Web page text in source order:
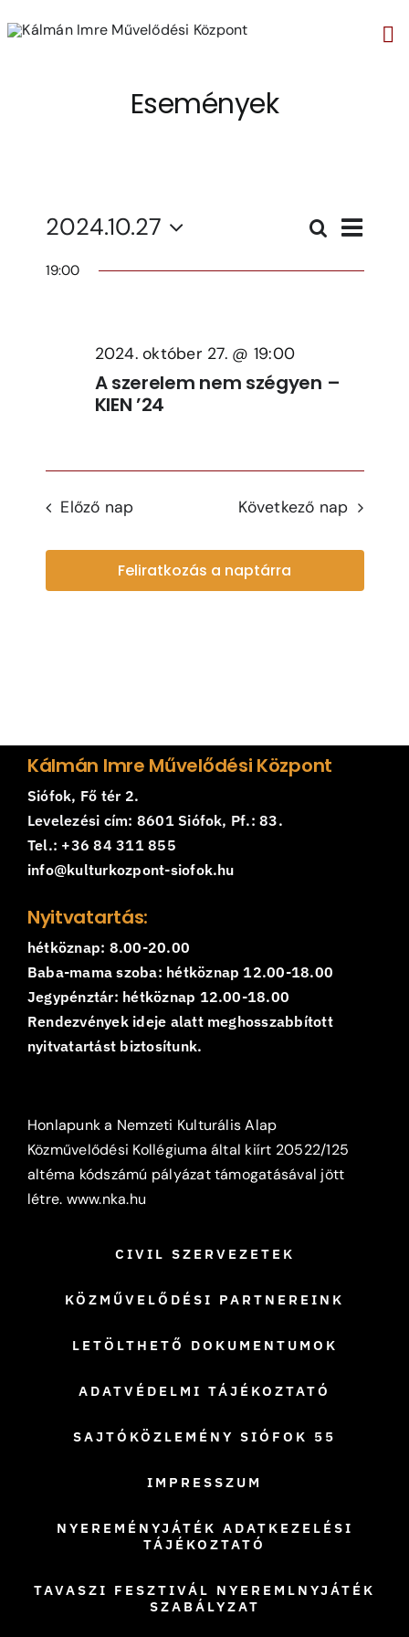
Események
Search
Napi
2024.10.27
date.
19:00
2024. október 27. @ 19:00
A szerelem nem szégyen –
KIEN ’24
Előző nap Következő nap
Feliratkozás a naptárra
Kálmán Imre Művelődési Központ
Siófok, Fő tér 2.
Levelezési cím: 8601 Siófok, Pf.: 83.
Tel.: +36 84 311 855
info@kulturkozpont-siofok.hu
Nyitvatartás:
hétköznap: 8.00-20.00
Baba-mama szoba: hétköznap 12.00-18.00
Jegypénztár: hétköznap 12.00-18.00
Rendezvények ideje alatt meghosszabbított
nyitvatartást biztosítunk.
Honlapunk a Nemzeti Kulturális Alap
Közművelődési Kollégiuma által kiírt 20522/125
altéma kódszámú pályázat támogatásával jött
létre. www.nka.hu
CIVIL SZERVEZETEK
KÖZMŰVELŐDÉSI PARTNEREINK
LETÖLTHETŐ DOKUMENTUMOK
ADATVÉDELMI TÁJÉKOZTATÓ
SAJTÓKÖZLEMÉNY SIÓFOK 55
IMPRESSZUM
NYEREMÉNYJÁTÉK ADATKEZELÉSI
TÁJÉKOZTATÓ
TAVASZI FESZTIVÁL NYEREMLNYJÁTÉK
SZABÁLYZAT